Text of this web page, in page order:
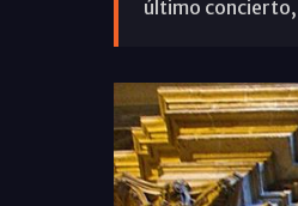
último concierto,